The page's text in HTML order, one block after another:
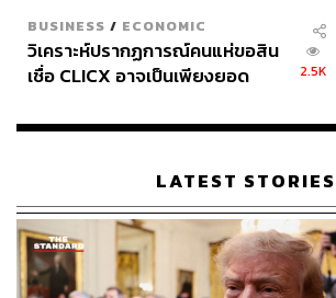
BUSINESS / ECONOMIC
วิเคราะห์ปรากฏการณ์คนแห่ขอสิน
เชื่อ CLICX อาจเป็นเพียงยอด
เรือนไทยที่ถูกซุกไว้
2.5K
LATEST STORIES